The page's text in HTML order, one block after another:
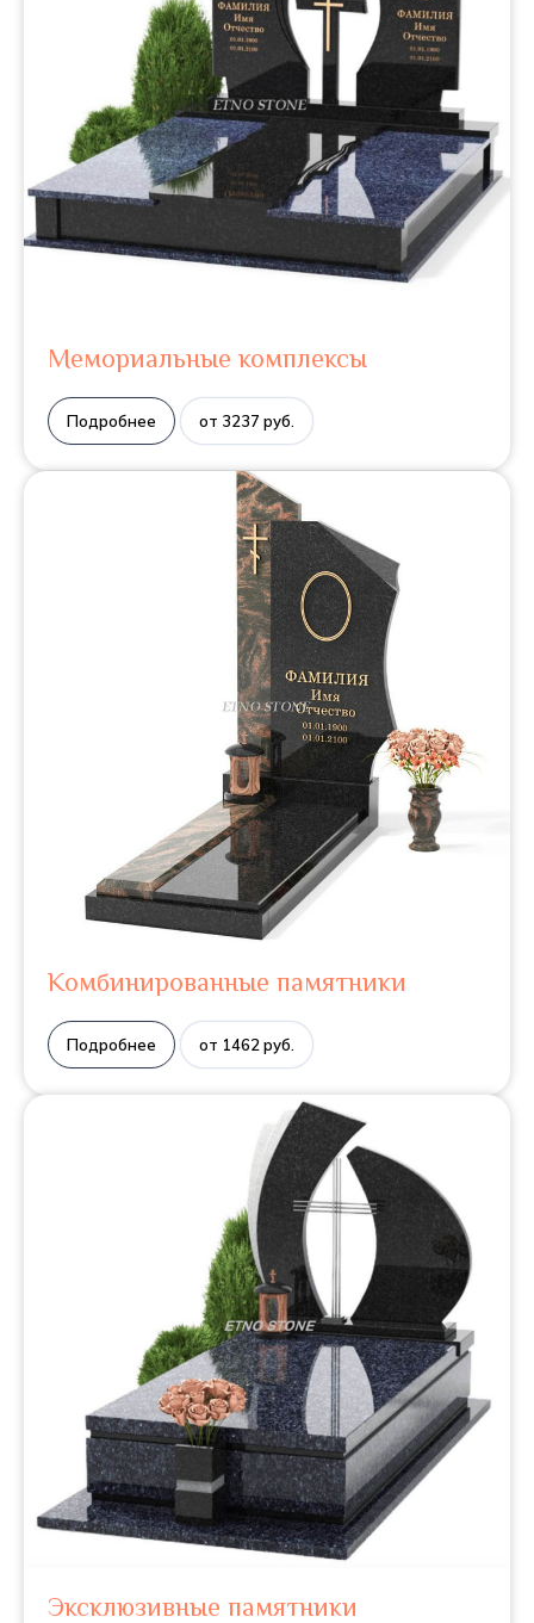
Мемориальные комплексы
Подробнее от 3237 руб.
Комбинированные памятники
Подробнее от 1462 руб.
Эксклюзивные памятники